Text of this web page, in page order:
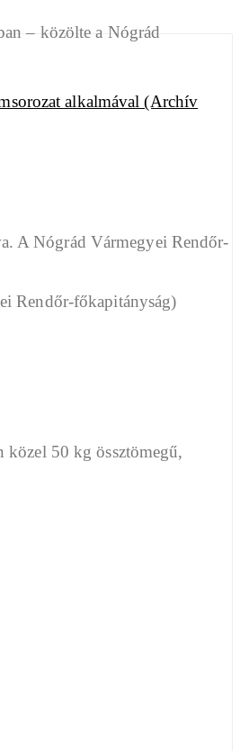
– közölte a Nógrád
A Nógrád Vármegyei Rendőr-
közel 50 kg össztömegű,